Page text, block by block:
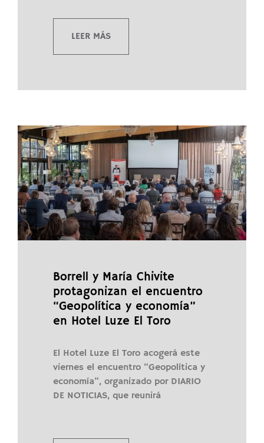
LEER MÁS
Borrell y María Chivite
protagonizan el encuentro
“Geopolítica y economía”
en Hotel Luze El Toro
El Hotel Luze El Toro acogerá este
viernes el encuentro “Geopolítica y
economía”, organizado por DIARIO
DE NOTICIAS, que reunirá